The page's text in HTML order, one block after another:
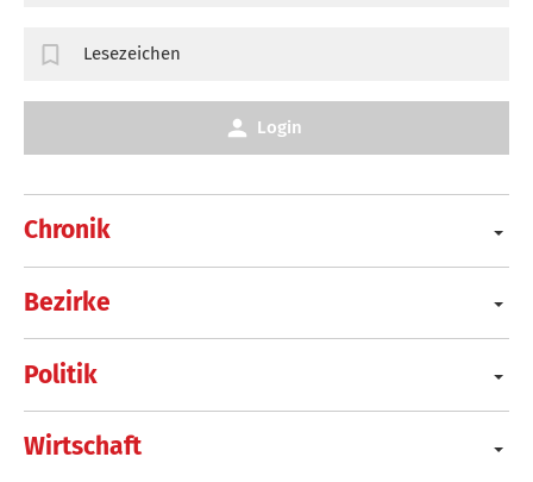
Chronik
Bezirke
Politik
Wirtschaft
Lesezeichen
Login